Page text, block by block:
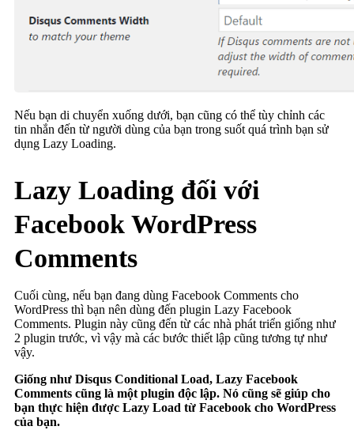
Nếu bạn di chuyển xuống dưới, bạn cũng có thể tùy chỉnh các
tin nhắn đến từ người dùng của bạn trong suốt quá trình bạn sử
dụng Lazy Loading.
Lazy Loading đối với
Facebook WordPress
Comments
Cuối cùng, nếu bạn đang dùng Facebook Comments cho
WordPress thì bạn nên dùng đến plugin Lazy Facebook
Comments. Plugin này cũng đến từ các nhà phát triển giống như
2 plugin trước, vì vậy mà các bước thiết lập cũng tương tự như
vậy.
Giống như Disqus Conditional Load, Lazy Facebook
Comments cũng là một plugin độc lập. Nó cũng sẽ giúp cho
bạn thực hiện được Lazy Load từ Facebook cho WordPress
của bạn.